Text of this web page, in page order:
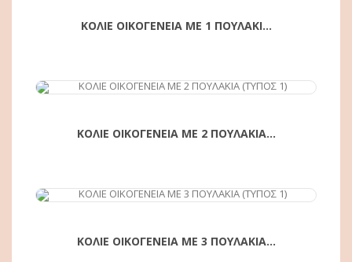
ΚΟΛΙΕ ΟΙΚΟΓΕΝΕΙΑ ΜΕ 1 ΠΟΥΛΑΚΙ...
ΑΓΟΡΆ
ΚΟΛΙΕ ΟΙΚΟΓΕΝΕΙΑ ΜΕ 2 ΠΟΥΛΑΚΙΑ...
ΑΓΟΡΆ
ΚΟΛΙΕ ΟΙΚΟΓΕΝΕΙΑ ΜΕ 3 ΠΟΥΛΑΚΙΑ...